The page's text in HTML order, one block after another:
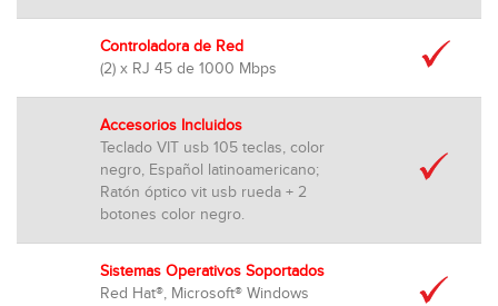
Controladora de Red
(2) x RJ 45 de 1000 Mbps
Accesorios Incluidos
Teclado VIT usb 105 teclas, color
negro, Español latinoamericano;
Ratón óptico vit usb rueda + 2
botones color negro.
Sistemas Operativos Soportados
Red Hat®, Microsoft® Windows